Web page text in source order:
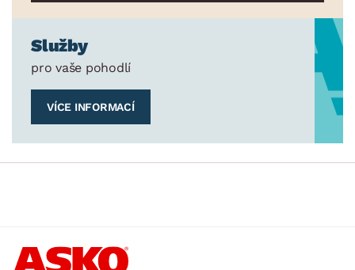
Služby
pro vaše pohodlí
VÍCE INFORMACÍ